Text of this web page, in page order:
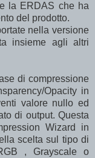
la ERDAS che ha
del prodotto.
nella versione
insieme agli altri
di compressione
Opacity in
valore nullo ed
di output. Questa
Wizard in
scelta sul tipo di
, Grayscale o